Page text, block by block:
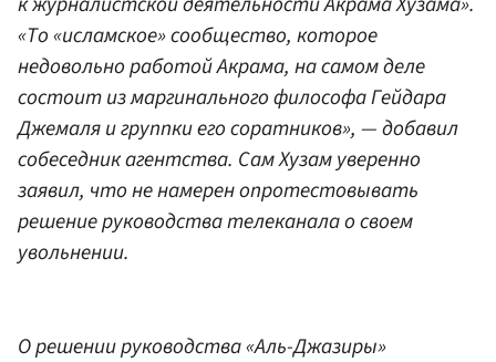
«То «исламское» сообщество, которое
недовольно работой Акрама, на самом деле
состоит из маргинального философа Гейдара
Джемаля и группки его соратников», — добавил
собеседник агентства. Сам Хузам уверенно
заявил, что не намерен опротестовывать
решение руководства телеканала о своем
увольнении.
О решении руководства «Аль-Джазиры»